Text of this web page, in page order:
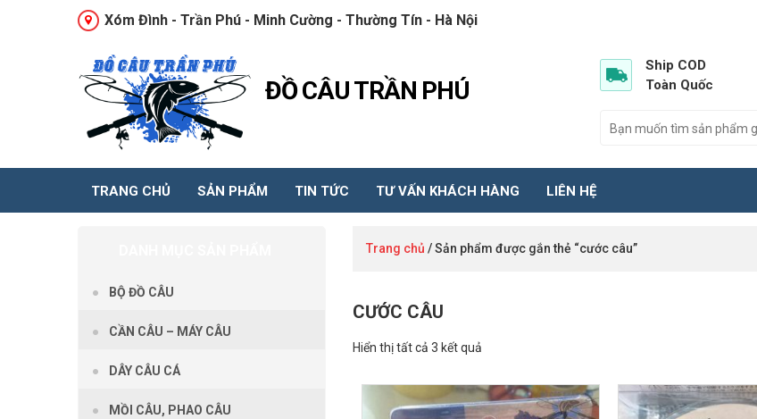
Xóm Đình - Trần Phú - Minh Cường - Thường Tín - Hà Nội
ĐỒ CÂU TRẦN PHÚ
Ship COD
Toàn Quốc
TRANG CHỦ SẢN PHẨM TIN TỨC TƯ VẤN KHÁCH HÀNG LIÊN HỆ
Trang chủ / Sản phẩm được gắn thẻ “cước câu”
CƯỚC CÂU
Hiển thị tất cả 3 kết quả
BỘ ĐỒ CÂU
CẦN CÂU – MÁY CÂU
DÂY CÂU CÁ
MỒI CÂU, PHAO CÂU